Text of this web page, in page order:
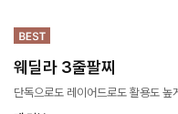
웨딜라 3줄팔찌
단독으로도 레이어드로도 활용도